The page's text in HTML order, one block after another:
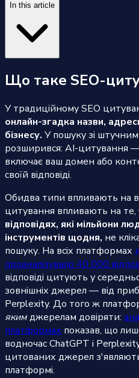
In this article
Що таке SEO-
У традиційному SEO
онлайн-згадка назви,
бізнесу. У пошуку зі
розширився: AI-цитування
включає ваш домен або
своїй відповіді.
Обидва типи впливають на
цитування впливають на
відповідях, які мільйони
інструментів щодня, не
пошуку. На всіх платформах
проаналізувало 40 000
відповіді цитують у
зовнішніх джерел — від
Perplexity. До того ж
якимджерелам довіряти:
платформах показав, що
водночас ChatGPT і
цитованих джерел
платформі.